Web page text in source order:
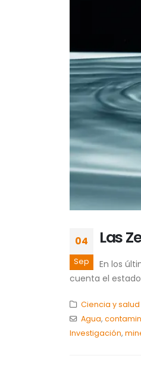
04
Sep
Las
En los
cuenta el
Ciencia y salud
Agua,
Investigación,